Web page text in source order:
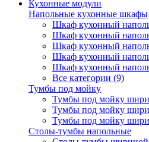
Кухонные модули
Напольные кухонные шкафы
Шкаф кухонный
Шкаф кухонный
Шкаф кухонный
Шкаф кухонный
Шкаф кухонный
Все категории (9)
Тумбы под мойку
Тумбы под мойку
Тумбы под мойку
Тумбы под мойку
Столы-тумбы напольные